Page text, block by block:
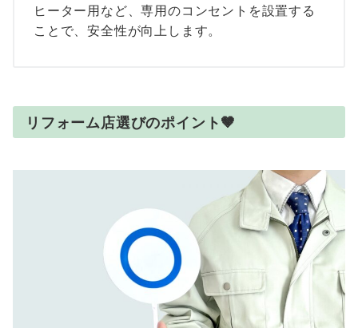
ヒーター用など、専用のコンセントを設置する
ことで、安全性が向上します。
リフォーム店選びのポイント🤎